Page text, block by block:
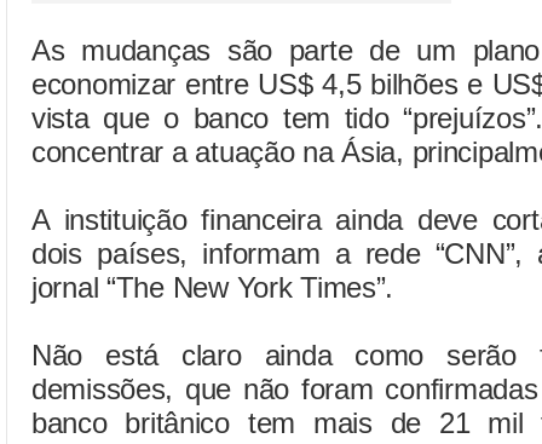
As mudanças são parte de um
economizar entre US$ 4,5 bilhões e
vista que o banco tem tido
concentrar a atuação na Ásia,
A instituição financeira ainda deve
dois países, informam a rede
jornal “The New York Times”.
Não está claro ainda como
demissões, que não foram
banco britânico tem mais de 21 mil